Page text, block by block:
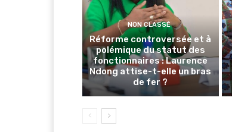
NON CLASSÉ
Réforme controversée et à
polémique du statut des
fonctionnaires : Laurence
Ndong attise-t-elle un bras
de fer ?